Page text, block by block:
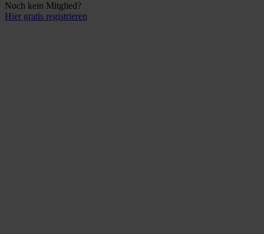
Noch kein Mitglied?
Hier gratis registrieren